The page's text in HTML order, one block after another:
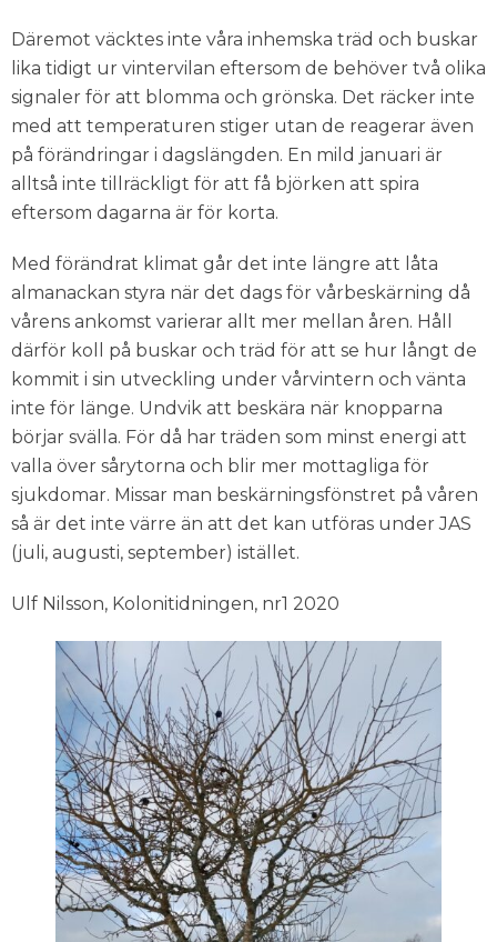
Däremot väcktes inte våra inhemska träd och buskar
lika tidigt ur vintervilan eftersom de behöver två olika
signaler för att blomma och grönska. Det räcker inte
med att temperaturen stiger utan de reagerar även
på förändringar i dagslängden. En mild januari är
alltså inte tillräckligt för att få björken att spira
eftersom dagarna är för korta.
Med förändrat klimat går det inte längre att låta
almanackan styra när det dags för vårbeskärning då
vårens ankomst varierar allt mer mellan åren. Håll
därför koll på buskar och träd för att se hur långt de
kommit i sin utveckling under vårvintern och vänta
inte för länge. Undvik att beskära när knopparna
börjar svälla. För då har träden som minst energi att
valla över sårytorna och blir mer mottagliga för
sjukdomar. Missar man beskärningsfönstret på våren
så är det inte värre än att det kan utföras under JAS
(juli, augusti, september) istället.
Ulf Nilsson, Kolonitidningen, nr1 2020